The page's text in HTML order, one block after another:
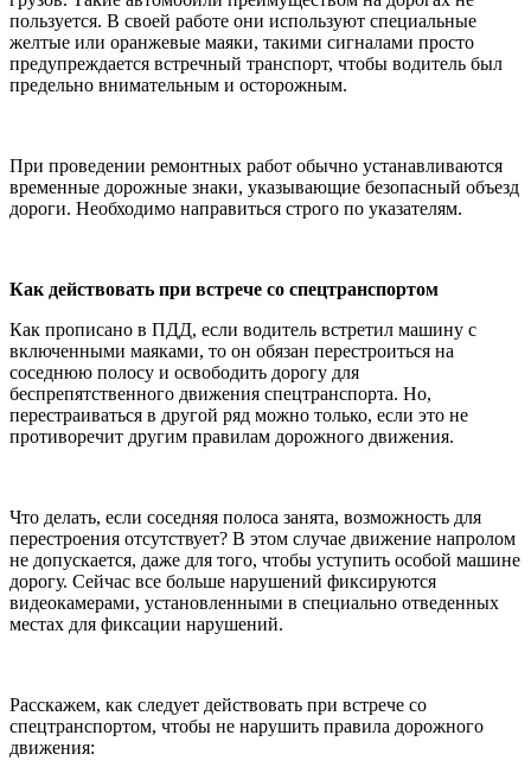
пользуется. В своей работе они используют специальные
желтые или оранжевые маяки, такими сигналами просто
предупреждается встречный транспорт, чтобы водитель был
предельно внимательным и осторожным.
При проведении ремонтных работ обычно устанавливаются
временные дорожные знаки, указывающие безопасный объезд
дороги. Необходимо направиться строго по указателям.
Как действовать при встрече со спецтранспортом
Как прописано в ПДД, если водитель встретил машину с
включенными маяками, то он обязан перестроиться на
соседнюю полосу и освободить дорогу для
беспрепятственного движения спецтранспорта. Но,
перестраиваться в другой ряд можно только, если это не
противоречит другим правилам дорожного движения.
Что делать, если соседняя полоса занята, возможность для
перестроения отсутствует? В этом случае движение напролом
не допускается, даже для того, чтобы уступить особой машине
дорогу. Сейчас все больше нарушений фиксируются
видеокамерами, установленными в специально отведенных
местах для фиксации нарушений.
Расскажем, как следует действовать при встрече со
спецтранспортом, чтобы не нарушить правила дорожного
движения: